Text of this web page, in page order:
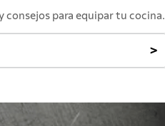
consejos para equipar tu cocina.
>